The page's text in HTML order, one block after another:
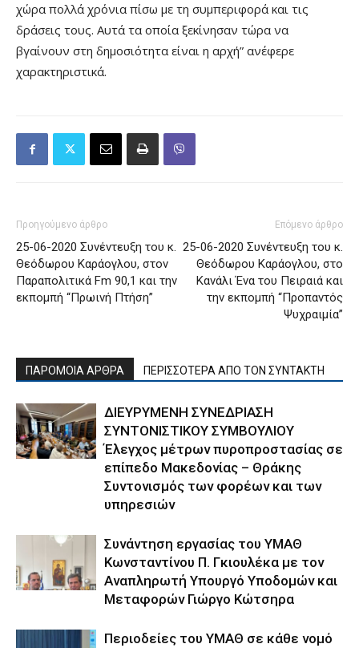
χώρα πολλά χρόνια πίσω με τη συμπεριφορά και τις
δράσεις τους. Αυτά τα οποία ξεκίνησαν τώρα να
βγαίνουν στη δημοσιότητα είναι η αρχή” ανέφερε
χαρακτηριστικά.
Προηγούμενο άρθρο
25-06-2020 Συνέντευξη του κ.
Θεόδωρου Καράογλου, στον
Παραπολιτικά Fm 90,1 και την
εκπομπή “Πρωινή Πτήση”
Επόμενο άρθρο
25-06-2020 Συνέντευξη του κ.
Θεόδωρου Καράογλου, στο
Κανάλι Ένα του Πειραιά και
την εκπομπή “Προπαντός
Ψυχραιμία”
ΠΑΡΟΜΟΙΑ ΑΡΘΡΑ ΠΕΡΙΣΣΟΤΕΡΑ ΑΠΟ ΤΟΝ ΣΥΝΤΑΚΤΗ
ΔΙΕΥΡΥΜΕΝΗ ΣΥΝΕΔΡΙΑΣΗ
ΣΥΝΤΟΝΙΣΤΙΚΟΥ ΣΥΜΒΟΥΛΙΟΥ
Έλεγχος μέτρων πυροπροστασίας σε
επίπεδο Μακεδονίας – Θράκης
Συντονισμός των φορέων και των
υπηρεσιών
Συνάντηση εργασίας του ΥΜΑΘ
Κωνσταντίνου Π. Γκιουλέκα με τον
Αναπληρωτή Υπουργό Υποδομών και
Μεταφορών Γιώργο Κώτσηρα
Περιοδείες του ΥΜΑΘ σε κάθε νομό